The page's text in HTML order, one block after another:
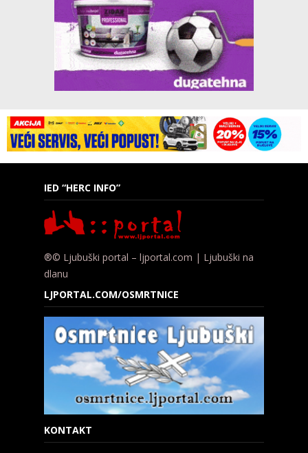
IED “HERC INFO”
®© Ljubuški portal – ljportal.com | Ljubuški na
dlanu
LJPORTAL.COM/OSMRTNICE
KONTAKT